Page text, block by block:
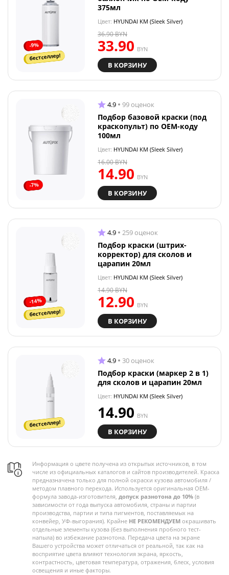
-9%
бестселлер!
375мл
Цвет: HYUNDAI KM (Sleek Silver)
33.90 BYN
36.90BYN
В КОРЗИНУ
-7%
4.9 99 оценок
Подбор базовой краски (под
краскопульт) по OEM-коду
100мл
Цвет: HYUNDAI KM (Sleek Silver)
14.90 BYN
16.00BYN
В КОРЗИНУ
-14%
бестселлер!
4.9 259 оценок
Подбор краски (штрих-
корректор) для сколов и
царапин 20мл
Цвет: HYUNDAI KM (Sleek Silver)
12.90 BYN
14.90BYN
В КОРЗИНУ
бестселлер!
4.9 30 оценок
Подбор краски (маркер 2 в 1)
для сколов и царапин 20мл
Цвет: HYUNDAI KM (Sleek Silver)
14.90 BYN
В КОРЗИНУ
Информация о цвете получена из открытых источников, в том
числе из официальных каталогов и сайтов производителей. Краска
предназначена только для полной окраски кузова автомобиля /
методом плавного перехода. Используется оригинальная OEM-
формула завода-изготовителя, допуск разнотона до 10% (в
зависимости от года выпуска автомобиля, страны и партии
производства, партии и типа пигментов, поставляемых на
конвейер, УФ-выгорания). Крайне НЕ РЕКОМЕНДУЕМ окрашивать
отдельные элементы кузова (без выполнения пробного тест-
напыла) во избежание разнотона. Передача цвета на экране
Вашего устройства может отличаться от реальной, так как на
восприятие цвета влияют технология экрана, яркость,
контрастность, цветовая температура, отражения, блеск, условия
освещения и иные факторы.